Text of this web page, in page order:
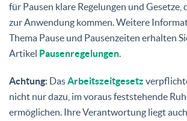
für Pausen klare Regelungen und Gesetze,
zur Anwendung kommen. Weitere
Thema Pause und Pausenzeiten erhalten
Artikel Pausenregelungen.
Achtung: DasArbeitszeitgesetz
nicht nur dazu, im voraus feststehende
ermöglichen. Ihre Verantwortung liegt